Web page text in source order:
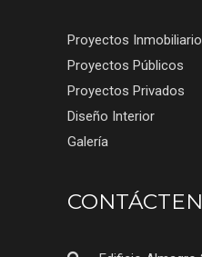
Proyectos
Proyectos Públicos
Proyectos Privados
Diseño Interior
Galería